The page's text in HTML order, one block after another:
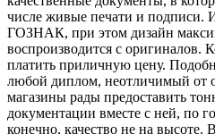
числе живые печати и подписи.
ГОЗНАК, при этом дизайн
воспроизводится с оригиналов.
платить приличную цену.
любой диплом, неотличимый от
магазины рады предоставить
документации вместе с ней, по
конечно, качество не на высоте.